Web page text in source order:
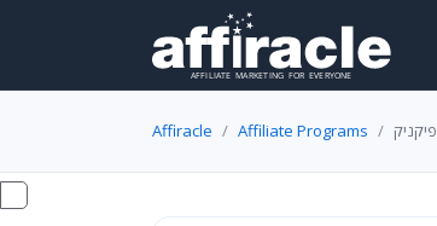
Affiracle Affiliate Programs פיקניק